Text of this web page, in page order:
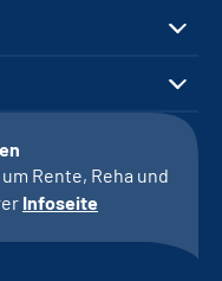
Rente, Reha und
Infoseite